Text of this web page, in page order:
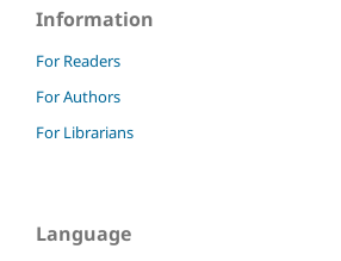
Information
For Readers
For Authors
For Librarians
Language